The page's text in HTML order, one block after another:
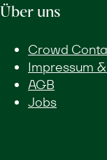
Über uns
Crowd
Impressum
AGB
Jobs